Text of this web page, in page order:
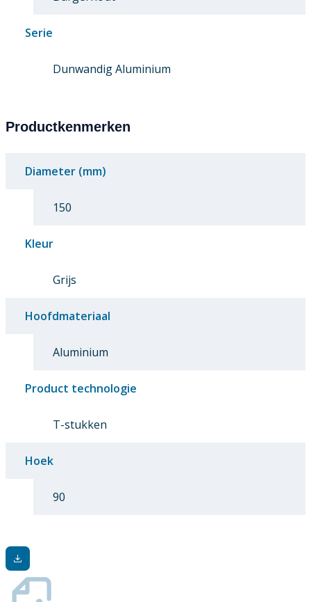
Serie
Dunwandig Aluminium
Productkenmerken
Diameter (mm)
150
Kleur
Grijs
Hoofdmateriaal
Aluminium
Product technologie
T-stukken
Hoek
90